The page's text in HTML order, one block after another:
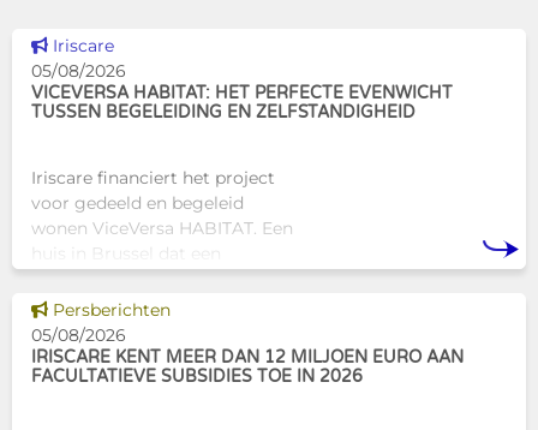
Dit nieuws tonen
Iriscare
05/08/2026
VICEVERSA HABITAT: HET PERFECTE EVENWICHT
TUSSEN BEGELEIDING EN ZELFSTANDIGHEID
Iriscare financiert het project
voor gedeeld en begeleid
wonen ViceVersa HABITAT. Een
huis in Brussel dat een
alternatief biedt voor de
traditionele
huisvestingsstructuren v
Dit nieuws tonen
Persberichten
05/08/2026
IRISCARE KENT MEER DAN 12 MILJOEN EURO AAN
FACULTATIEVE SUBSIDIES TOE IN 2026